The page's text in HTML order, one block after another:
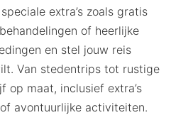
extra’s zoals gratis
of heerlijke
en stel jouw reis
Van stedentrips tot rustige
op maat, inclusief extra’s
avontuurlijke activiteiten.